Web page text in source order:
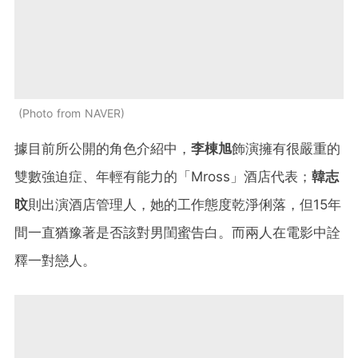
Photo from NAVER
據目前所公開的角色介紹中， 李棟旭飾演擁有很嚴重的
雙數強迫症、年輕有能力的「Mross」酒店代表； 韓志
旼則出演酒店管理人，她的工作態度乾淨俐落，但15年
間一直猶豫著是否該對男閨蜜告白 。而兩人在電影中詮
釋一對戀人。